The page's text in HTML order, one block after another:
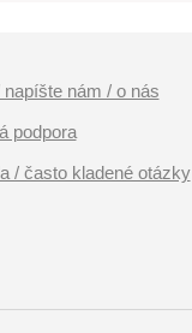
napíšte nám / o nás
podpora
/ často kladené otázky